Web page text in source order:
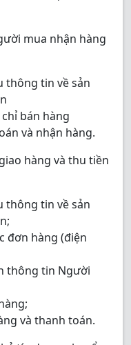
mua nhận hàng
thông tin về sản
bán hàng
và nhận hàng.
hàng và thu tiền
thông tin về sản
đơn hàng (điện
thông tin Người
và thanh toán.